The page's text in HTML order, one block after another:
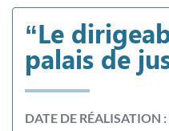
“Le
palais de
DATE DE RÉALISATION :